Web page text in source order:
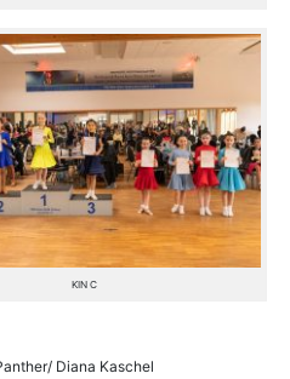
KIN C
Diana Kaschel